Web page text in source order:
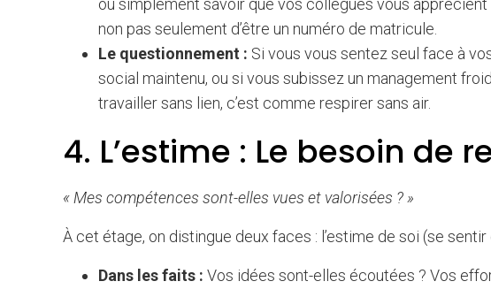
ou simplement savoir que vos collègues vous apprécient
non pas seulement d’être un numéro de matricule.
Le questionnement : Si vous vous sentez seul face à
social maintenu, ou si vous subissez un management
travailler sans lien, c’est comme respirer sans air.
4. L’estime : Le besoin de
« Mes compétences sont-elles vues et valorisées ? »
À cet étage, on distingue deux faces : l’estime de soi (se
Dans les faits : Vos idées sont-elles écoutées ? Vos